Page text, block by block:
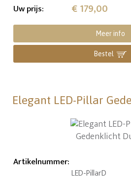
Uw prijs: € 179,00
Meer info
Bestel
Elegant LED-Pillar
Artikelnummer:
LED-PillarD